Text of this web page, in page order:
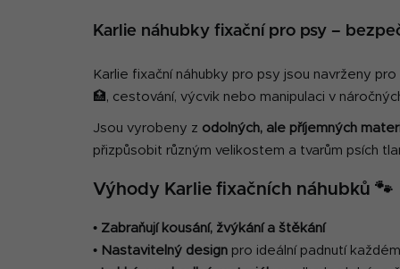
Karlie náhubky fixační pro psy –
Karlie fixační náhubky pro psy jsou navrženy
🏥, cestování, výcvik nebo manipulaci v
Jsou vyrobeny z odolných, ale příjemných
přizpůsobit různým velikostem a tvarům psích
Výhody Karlie fixačních náhubků 🐾
• Zabraňují kousání, žvýkání a štěkání
• Nastavitelný design pro ideální padnutí